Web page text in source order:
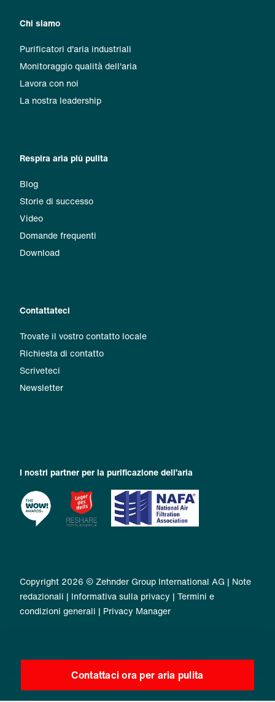
Contattaci ora per aria pulita
Chi siamo
Purificatori d'aria industriali
Monitoraggio qualità dell'aria
Lavora con noi
La nostra leadership
Respira aria più pulita
Blog
Storie di successo
Video
Domande frequenti
Download
Contattateci
Trovate il vostro contatto locale
Richiesta di contatto
Scriveteci
Newsletter
I nostri partner per la purificazione dell’aria
Copyright 2026 © Zehnder Group International AG | Note
redazionali | Informativa sulla privacy | Termini e
condizioni generali | Privacy Manager